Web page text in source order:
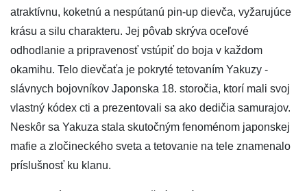
atraktívnu, koketnú a nespútanú pin-up dievča, vyžarujúce
krásu a silu charakteru. Jej pôvab skrýva oceľové
odhodlanie a pripravenosť vstúpiť do boja v každom
okamihu. Telo dievčaťa je pokryté tetovaním Yakuzy -
slávnych bojovníkov Japonska 18. storočia, ktorí mali svoj
vlastný kódex cti a prezentovali sa ako dedičia samurajov.
Neskôr sa Yakuza stala skutočným fenoménom japonskej
mafie a zločineckého sveta a tetovanie na tele znamenalo
príslušnosť ku klanu.